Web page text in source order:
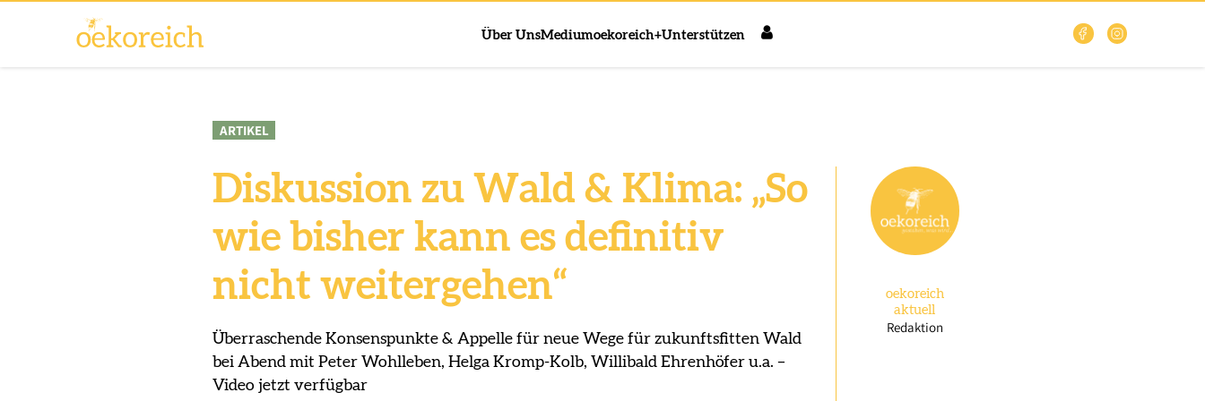
Über UnsMediumoekoreich+Unterstützen
ARTIKEL
Diskussion zu Wald & Klima: „So
wie bisher kann es definitiv
nicht weitergehen“
Überraschende Konsenspunkte & Appelle für neue Wege für zukunftsfitten Wald
bei Abend mit Peter Wohlleben, Helga Kromp-Kolb, Willibald Ehrenhöfer u.a. –
Video jetzt verfügbar
oekoreich
aktuell
Redaktion